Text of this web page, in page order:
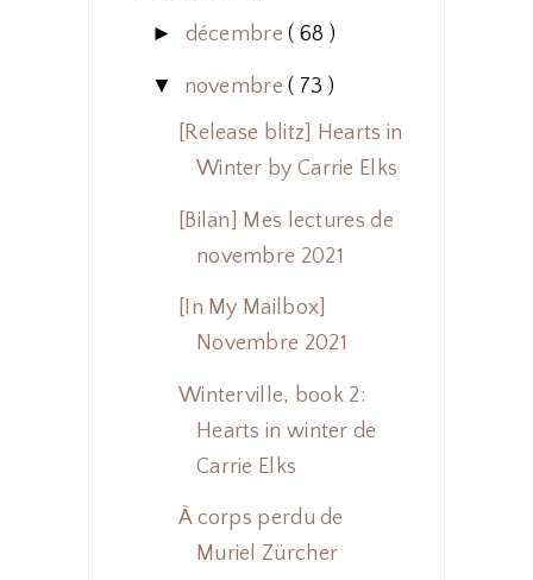
► décembre( 68 )
▼ novembre( 73 )
[Release blitz] Hearts in
Winter by Carrie Elks
[Bilan] Mes lectures de
novembre 2021
[In My Mailbox]
Novembre 2021
Winterville, book 2:
Hearts in winter de
Carrie Elks
À corps perdu de
Muriel Zürcher